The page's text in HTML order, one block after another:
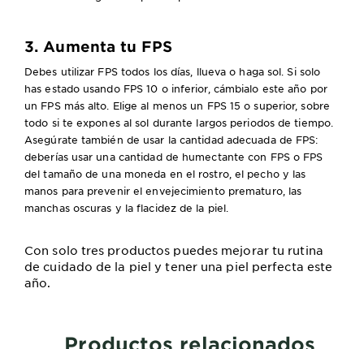
3. Aumenta tu FPS
Debes utilizar FPS todos los días, llueva o haga sol. Si solo
has estado usando FPS 10 o inferior, cámbialo este año por
un FPS más alto. Elige al menos un FPS 15 o superior, sobre
todo si te expones al sol durante largos periodos de tiempo.
Asegúrate también de usar la cantidad adecuada de FPS:
deberías usar una cantidad de humectante con FPS o FPS
del tamaño de una moneda en el rostro, el pecho y las
manos para prevenir el envejecimiento prematuro, las
manchas oscuras y la flacidez de la piel.
Con solo tres productos puedes mejorar tu rutina
de cuidado de la piel y tener una piel perfecta este
año.
Productos relacionados